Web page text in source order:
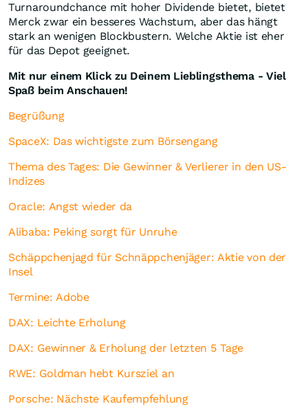
Turnaroundchance mit hoher Dividende bietet, bietet
Merck zwar ein besseres Wachstum, aber das hängt
stark an wenigen Blockbustern. Welche Aktie ist eher
für das Depot geeignet.
Mit nur einem Klick zu Deinem Lieblingsthema - Viel
Spaß beim Anschauen!
Begrüßung
SpaceX: Das wichtigste zum Börsengang
Thema des Tages: Die Gewinner & Verlierer in den US-
Indizes
Oracle: Angst wieder da
Alibaba: Peking sorgt für Unruhe
Schäppchenjagd für Schnäppchenjäger: Aktie von der
Insel
Termine: Adobe
DAX: Leichte Erholung
DAX: Gewinner & Erholung der letzten 5 Tage
RWE: Goldman hebt Kursziel an
Porsche: Nächste Kaufempfehlung